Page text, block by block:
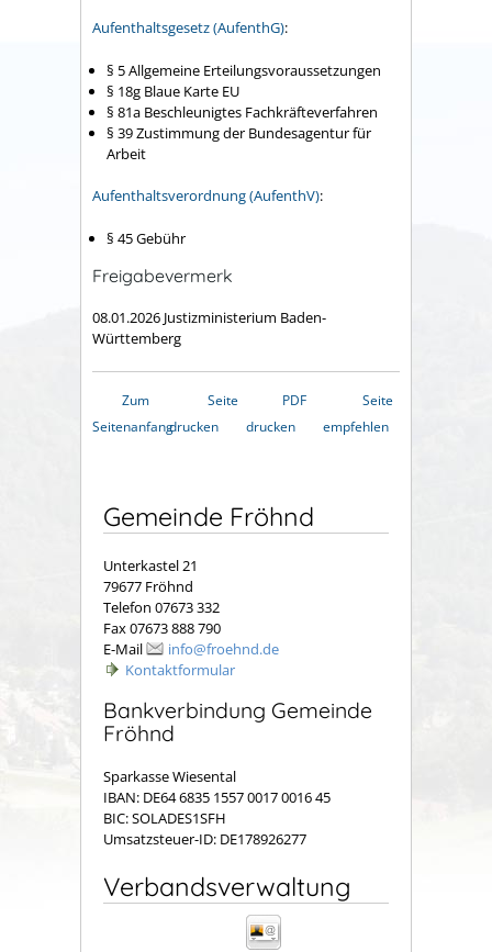
Aufenthaltsgesetz (AufenthG):
§ 5 Allgemeine Erteilungsvoraussetzungen
§ 18g Blaue Karte EU
§ 81a Beschleunigtes Fachkräfteverfahren
§ 39 Zustimmung der Bundesagentur für
Arbeit
Aufenthaltsverordnung (AufenthV):
§ 45 Gebühr
Freigabevermerk
08.01.2026 Justizministerium Baden-
Württemberg
Zum
Seitenanfang
Seite
drucken
PDF
drucken
Seite
empfehlen
Gemeinde Fröhnd
Unterkastel 21
79677 Fröhnd
Telefon 07673 332
Fax 07673 888 790
E-Mail
info@froehnd.de
Kontaktformular
Bankverbindung Gemeinde
Fröhnd
Sparkasse Wiesental
IBAN: DE64 6835 1557 0017 0016 45
BIC: SOLADES1SFH
Umsatzsteuer-ID: DE178926277
Verbandsverwaltung